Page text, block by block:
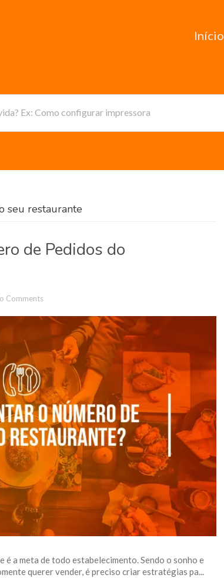
Início
Ex: Como configurar impressora
seu restaurante
de Pedidos do
Comments
a meta de todo estabelecimento. Sendo o sonho e
querer vender, é preciso criar estratégias pa...